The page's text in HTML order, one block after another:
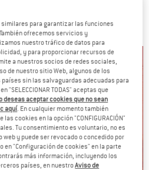
44,95 €
4,9 (10)
para garantizar las funciones
ofrecemos servicios y
nuestro tráfico de datos para
y para proporcionar recursos de
a nuestros socios de redes sociales,
de nuestro sitio Web, algunos de los
sin las salvaguardas adecuadas para
TODAS" aceptas que
deseas aceptar cookies que no sean
aquí. En cualquier momento también
cookies en la opción "CONFIGURACIÓN"
Tu consentimiento es voluntario, no es
y puede ser revocado o concedido por
en "Configuración de cookies" en la parte
más información, incluyendo los
países, en nuestroAviso de